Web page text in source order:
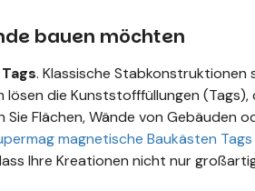
bauen möchten
Tags. Klassische Stabkonstruktionen
lösen die Kunststofffüllungen (Tags),
Flächen, Wände von Gebäuden
magnetische Baukästen
Ihre Kreationen nicht nur